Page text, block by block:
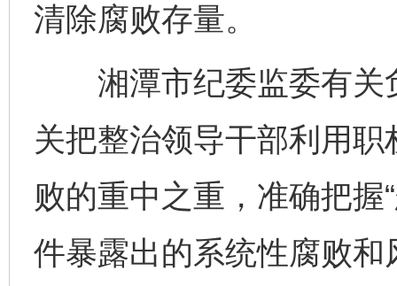
清除腐败存量。
湘潭市纪委监委有关
关把整治领导干部利用
败的重中之重，准确把握
件暴露出的系统性腐败